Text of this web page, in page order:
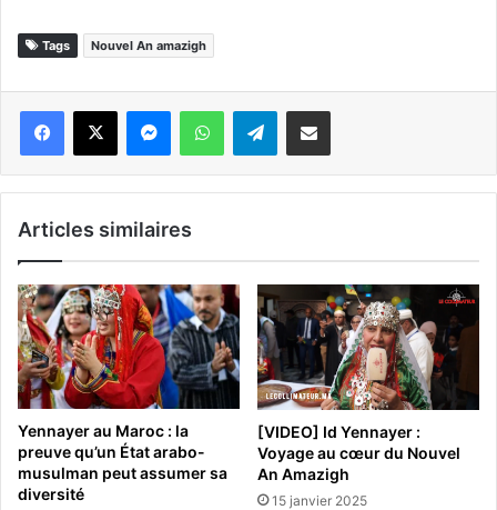
Tags Nouvel An amazigh
WhatsApp Telegram
Articles similaires
Yennayer au Maroc : la
preuve qu’un État arabo-
musulman peut assumer sa
diversité
[VIDEO] Id Yennayer :
Voyage au cœur du Nouvel
An Amazigh
15 janvier 2025